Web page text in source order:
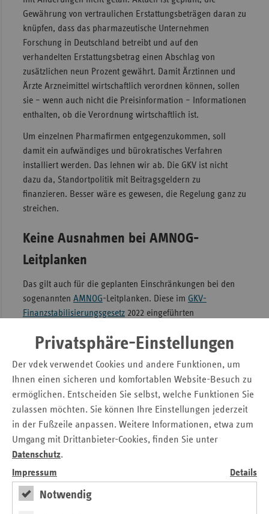
Privatsphäre-Einstellungen
Der vdek verwendet Cookies und andere Funktionen, um
Ihnen einen sicheren und komfortablen Website-Besuch zu
ermöglichen. Entscheiden Sie selbst, welche Funktionen Sie
zulassen möchten. Sie können Ihre Einstellungen jederzeit
in der Fußzeile anpassen. Weitere Informationen, etwa zum
Umgang mit Drittanbieter-Cookies, finden Sie unter
Datenschutz.
Impressum
Details
Notwendig
Gewährung von vertraulichen Erstattungsbeträgen daran zu
knüpfen, dass das pharmazeutische Unternehmen
Forschung in Deutschland betreibt und auf den
verhandelten Erstattungsbetrag einen Abschlag von
zusätzlichen neun Prozent gewährt. Damit Ärztinnen und
Ärzte Arzneimittel wirtschaftlich verordnen können, sollen
sie – wenn auch nicht die Preisinformation – Informationen
enthalten, ob die Verordnung wirtschaftlich ist.
Um einzelnen Pharmafirmen entgegenzukommen, soll
damit ein aufwändiges und bürokratisches Verfahren
installiert werden. Das lehnen wir ab. Die GKV ist nicht
dazu da, Standortpolitik mit Beitragsgeldern zu
finanzieren. Besser wäre es gewesen, die Regelung ganz zu
streichen.
Keine Ausnahmen bei AMNOG-
Leitplanken
Das gilt auch für die geplanten Einschränkungen bei den
sogenannten AMNOG-Leitplanken. Diese im GKV-
Finanzstabilisierungsgesetz2022 eingeführten
nachgewiesenem, geringem oder nicht quantifizierbarem
Interessensausgleich zwischen den pharmazeutischen
Unternehmen und den Beitragszahlenden der GKV und sind
geeignet, angemessene Erstattungsbeträge für neue
patentgeschützte Arzneimittel zu vereinbaren. Auf Wunsch
der Pharmafirmen sollten diese Preisbegrenzungen
gänzlich gestrichen werden. Dem kommt die Koalition mit
dem jetzt vorliegenden Änderungsantrag teilweise nach,
indem auf diese Begrenzungen für Arzneimittel verzichtet
werden soll, für die klinische Prüfungen teilweise in
Deutschland durchgeführt wurden. Nicht nachzuvollziehen